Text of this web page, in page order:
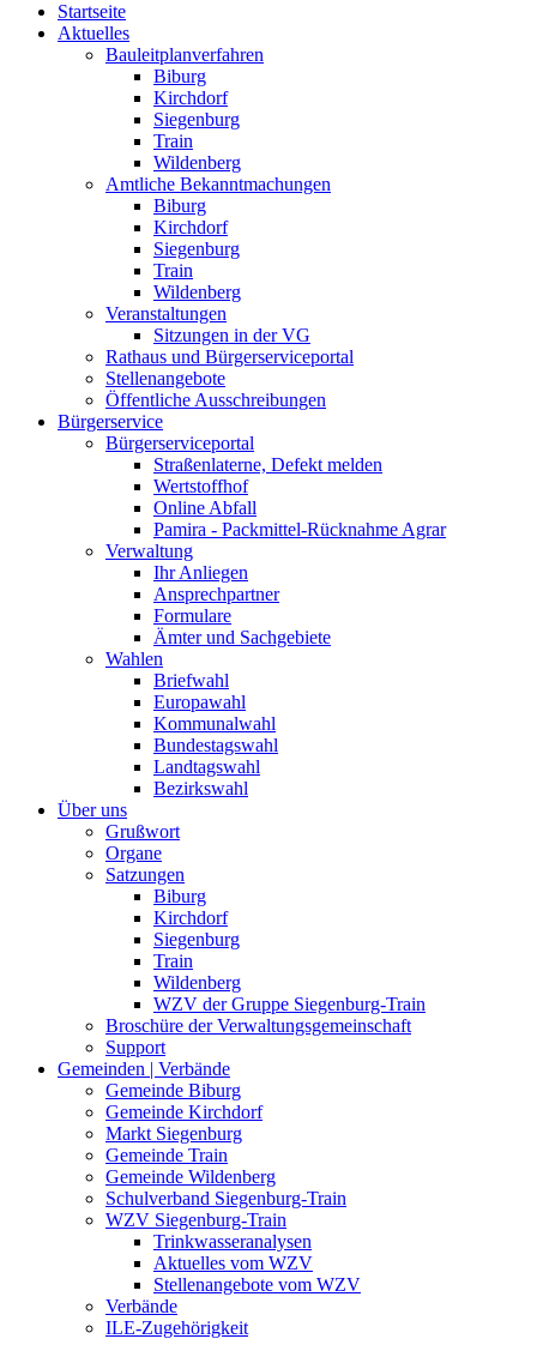
Startseite
Aktuelles
Bauleitplanverfahren
Biburg
Kirchdorf
Siegenburg
Train
Wildenberg
Amtliche Bekanntmachungen
Biburg
Kirchdorf
Siegenburg
Train
Wildenberg
Veranstaltungen
Sitzungen in der VG
Rathaus und Bürgerserviceportal
Stellenangebote
Öffentliche Ausschreibungen
Bürgerservice
Bürgerserviceportal
Straßenlaterne, Defekt melden
Wertstoffhof
Online Abfall
Pamira - Packmittel-Rücknahme Agrar
Verwaltung
Ihr Anliegen
Ansprechpartner
Formulare
Ämter und Sachgebiete
Wahlen
Briefwahl
Europawahl
Kommunalwahl
Bundestagswahl
Landtagswahl
Bezirkswahl
Über uns
Grußwort
Organe
Satzungen
Biburg
Kirchdorf
Siegenburg
Train
Wildenberg
WZV der Gruppe Siegenburg-Train
Broschüre der Verwaltungsgemeinschaft
Support
Gemeinden | Verbände
Gemeinde Biburg
Gemeinde Kirchdorf
Markt Siegenburg
Gemeinde Train
Gemeinde Wildenberg
Schulverband Siegenburg-Train
WZV Siegenburg-Train
Trinkwasseranalysen
Aktuelles vom WZV
Stellenangebote vom WZV
Verbände
ILE-Zugehörigkeit